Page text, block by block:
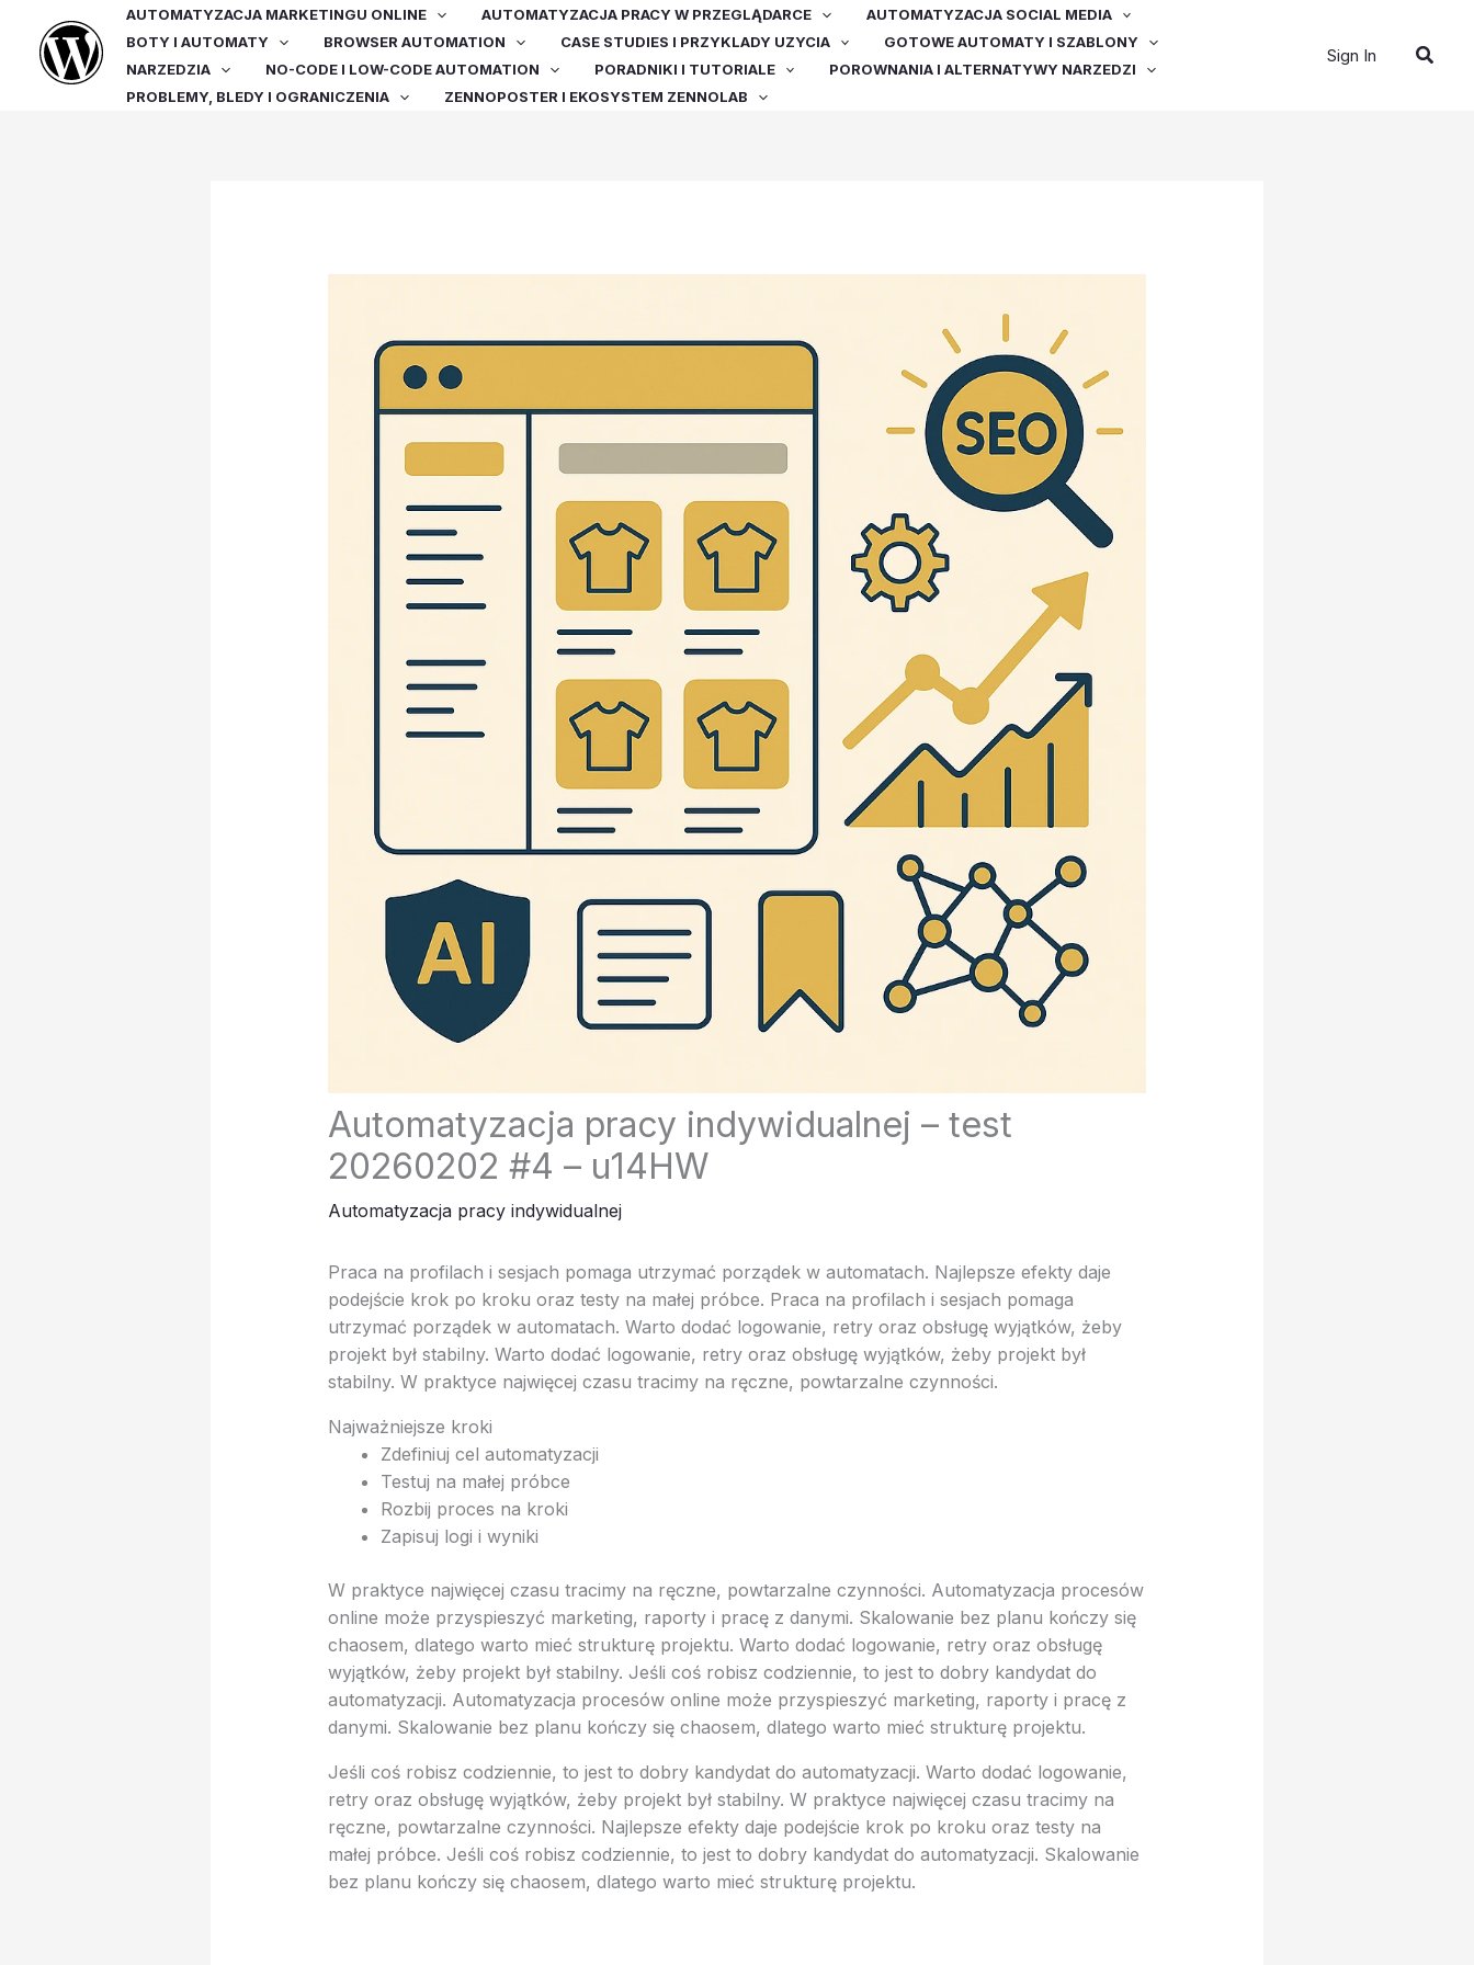
treści
AUTOMATYZACJA MARKETINGU ONLINE AUTOMATYZACJA PRACY W PRZEGLĄDARCE
AUTOMATYZACJA SOCIAL MEDIA
BOTY I AUTOMATY
BROWSER AUTOMATION CASE STUDIES I PRZYKLADY UZYCIA
GOTOWE AUTOMATY I SZABLONY
NARZEDZIA
NO-CODE I LOW-CODE AUTOMATION PORADNIKI I TUTORIALE
POROWNANIA I ALTERNATYWY NARZEDZI
PROBLEMY, BLEDY I OGRANICZENIA
ZENNOPOSTER I EKOSYSTEM ZENNOLAB
Sign In Szukaj
Automatyzacja pracy indywidualnej – test
20260202 #4 – u14HW
Automatyzacja pracy indywidualnej
Praca na profilach i sesjach pomaga utrzymać porządek w automatach. Najlepsze efekty daje
podejście krok po kroku oraz testy na małej próbce. Praca na profilach i sesjach pomaga
utrzymać porządek w automatach. Warto dodać logowanie, retry oraz obsługę wyjątków, żeby
projekt był stabilny. Warto dodać logowanie, retry oraz obsługę wyjątków, żeby projekt był
stabilny. W praktyce najwięcej czasu tracimy na ręczne, powtarzalne czynności.
Najważniejsze kroki
Zdefiniuj cel automatyzacji
Testuj na małej próbce
Rozbij proces na kroki
Zapisuj logi i wyniki
W praktyce najwięcej czasu tracimy na ręczne, powtarzalne czynności. Automatyzacja procesów
online może przyspieszyć marketing, raporty i pracę z danymi. Skalowanie bez planu kończy się
chaosem, dlatego warto mieć strukturę projektu. Warto dodać logowanie, retry oraz obsługę
wyjątków, żeby projekt był stabilny. Jeśli coś robisz codziennie, to jest to dobry kandydat do
automatyzacji. Automatyzacja procesów online może przyspieszyć marketing, raporty i pracę z
danymi. Skalowanie bez planu kończy się chaosem, dlatego warto mieć strukturę projektu.
Jeśli coś robisz codziennie, to jest to dobry kandydat do automatyzacji. Warto dodać logowanie,
retry oraz obsługę wyjątków, żeby projekt był stabilny. W praktyce najwięcej czasu tracimy na
ręczne, powtarzalne czynności. Najlepsze efekty daje podejście krok po kroku oraz testy na
małej próbce. Jeśli coś robisz codziennie, to jest to dobry kandydat do automatyzacji. Skalowanie
bez planu kończy się chaosem, dlatego warto mieć strukturę projektu.